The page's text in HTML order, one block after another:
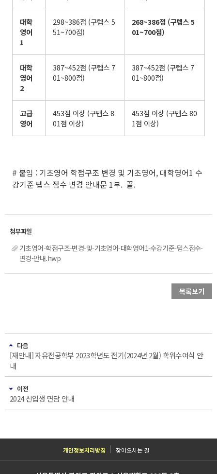
대학
영어
1
298~386점 (구텝스 5
51~700점)
268~386점 (구텝스5
01~700점)
대학
영어
2
387~452점 (구텝스 7
01~800점)
387~452점 (구텝스 7
01~800점)
고급
영어
453점 이상 (구텝스 8
01점 이상)
453점 이상 (구텝스 80
1점 이상)
# 붙임 : 기초영어 학점구조 변경 및 기초영어, 대학영어1 수
강기준 텝스 점수 변경 안내문 1부. 끝.
기초영어-학점구조-변경-및-기초영어-대학영어1-수강기준-텝스점수-
변경-안내.hwp
목록보기
다음
[재안내] 자유전공학부 2023학년도 전기(2024년 2월) 학위수여식 안
내
이전
2024 신입생 면담 안내
개인정보처리방침 찾아오시는 길